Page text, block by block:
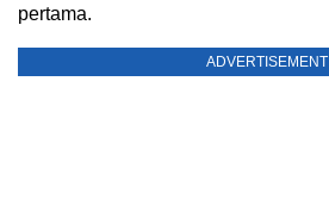
pertama.
ADVERTISEMENT